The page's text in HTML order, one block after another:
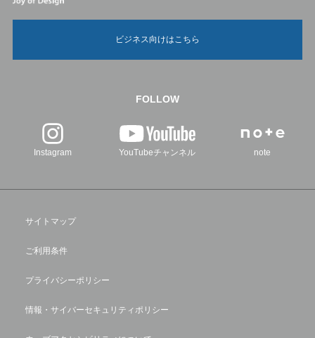
ビジネス向けはこちら
FOLLOW
Instagram YouTubeチャンネル note
サイトマップ
ご利用条件
プライバシーポリシー
情報・サイバーセキュリティポリシー